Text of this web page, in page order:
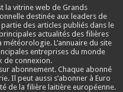
la vitrine web de Grands
destinée aux leaders de
des articles publiés dans le
actualités des filières
météorologie. L’annuaire du site
entreprises du monde
de connexion.
abonnement. Chaque abonné
Il peut aussi s’abonner à Euro
de la filière laitière européenne.